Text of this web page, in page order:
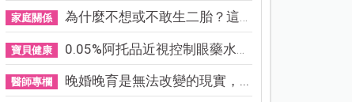
家庭關係 為什麼不想或不敢生二胎？這8...
寶貝健康 0.05%阿托品近視控制眼藥水納...
醫師專欄 晚婚晚育是無法改變的現實，...